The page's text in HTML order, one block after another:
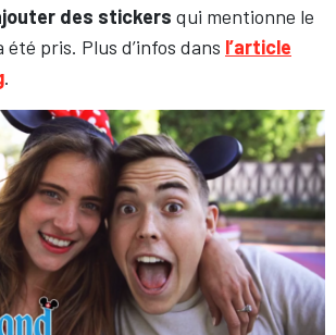
des stickers qui mentionne le
été pris. Plus d’infos dans l’article
.